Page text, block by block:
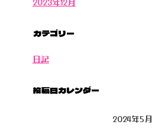
カテゴリー
日記
投稿日カレンダー
2024年5月